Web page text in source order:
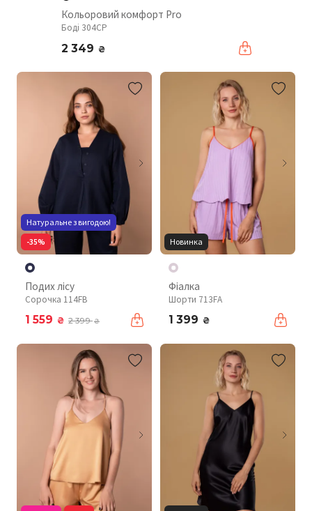
Кольоровий комфорт Pro
Боді 304CP
2 349 ₴
Натуральне з вигодою!
-35%
Подих лісу
Сорочка 114FB
1 559 ₴ 2 399₴
Новинка
Фіалка
Шорти 713FA
1 399 ₴